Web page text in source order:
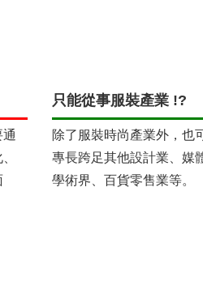
只能從事服裝產業 !?
除了服裝時尚產業外，也
專長跨足其他設計業、媒
學術界、百貨零售業等。